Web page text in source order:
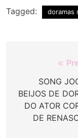
Tagged: doramas
Post
SONG
BEIJOS DE
DO ATOR
DE